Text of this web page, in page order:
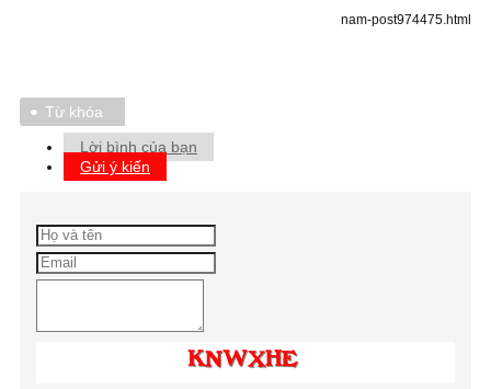
nam-post974475.html
Từ khóa
Lời bình của bạn
Gửi ý kiến